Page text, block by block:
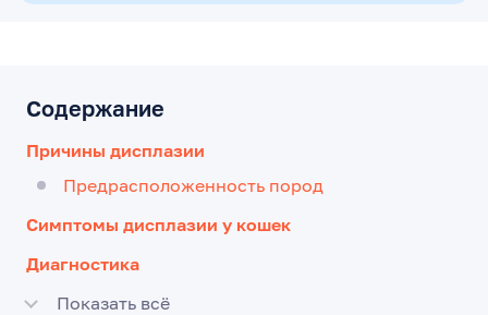
Содержание
Причины дисплазии
Предрасположенность пород
Симптомы дисплазии у кошек
Диагностика
Показать всё